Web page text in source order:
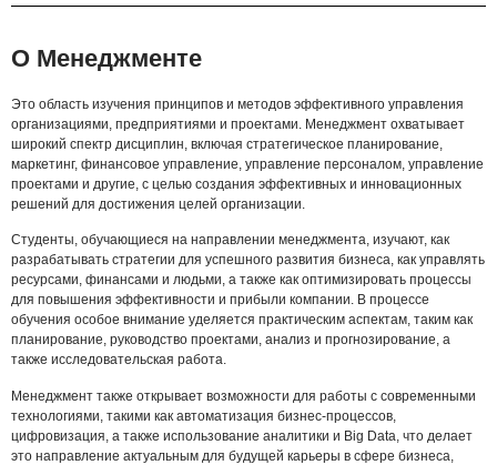
О Менеджменте
Это область изучения принципов и методов эффективного управления
организациями, предприятиями и проектами. Менеджмент охватывает
широкий спектр дисциплин, включая стратегическое планирование,
маркетинг, финансовое управление, управление персоналом, управление
проектами и другие, с целью создания эффективных и инновационных
решений для достижения целей организации.
Студенты, обучающиеся на направлении менеджмента, изучают, как
разрабатывать стратегии для успешного развития бизнеса, как управлять
ресурсами, финансами и людьми, а также как оптимизировать процессы
для повышения эффективности и прибыли компании. В процессе
обучения особое внимание уделяется практическим аспектам, таким как
планирование, руководство проектами, анализ и прогнозирование, а
также исследовательская работа.
Менеджмент также открывает возможности для работы с современными
технологиями, такими как автоматизация бизнес-процессов,
цифровизация, а также использование аналитики и Big Data, что делает
это направление актуальным для будущей карьеры в сфере бизнеса,